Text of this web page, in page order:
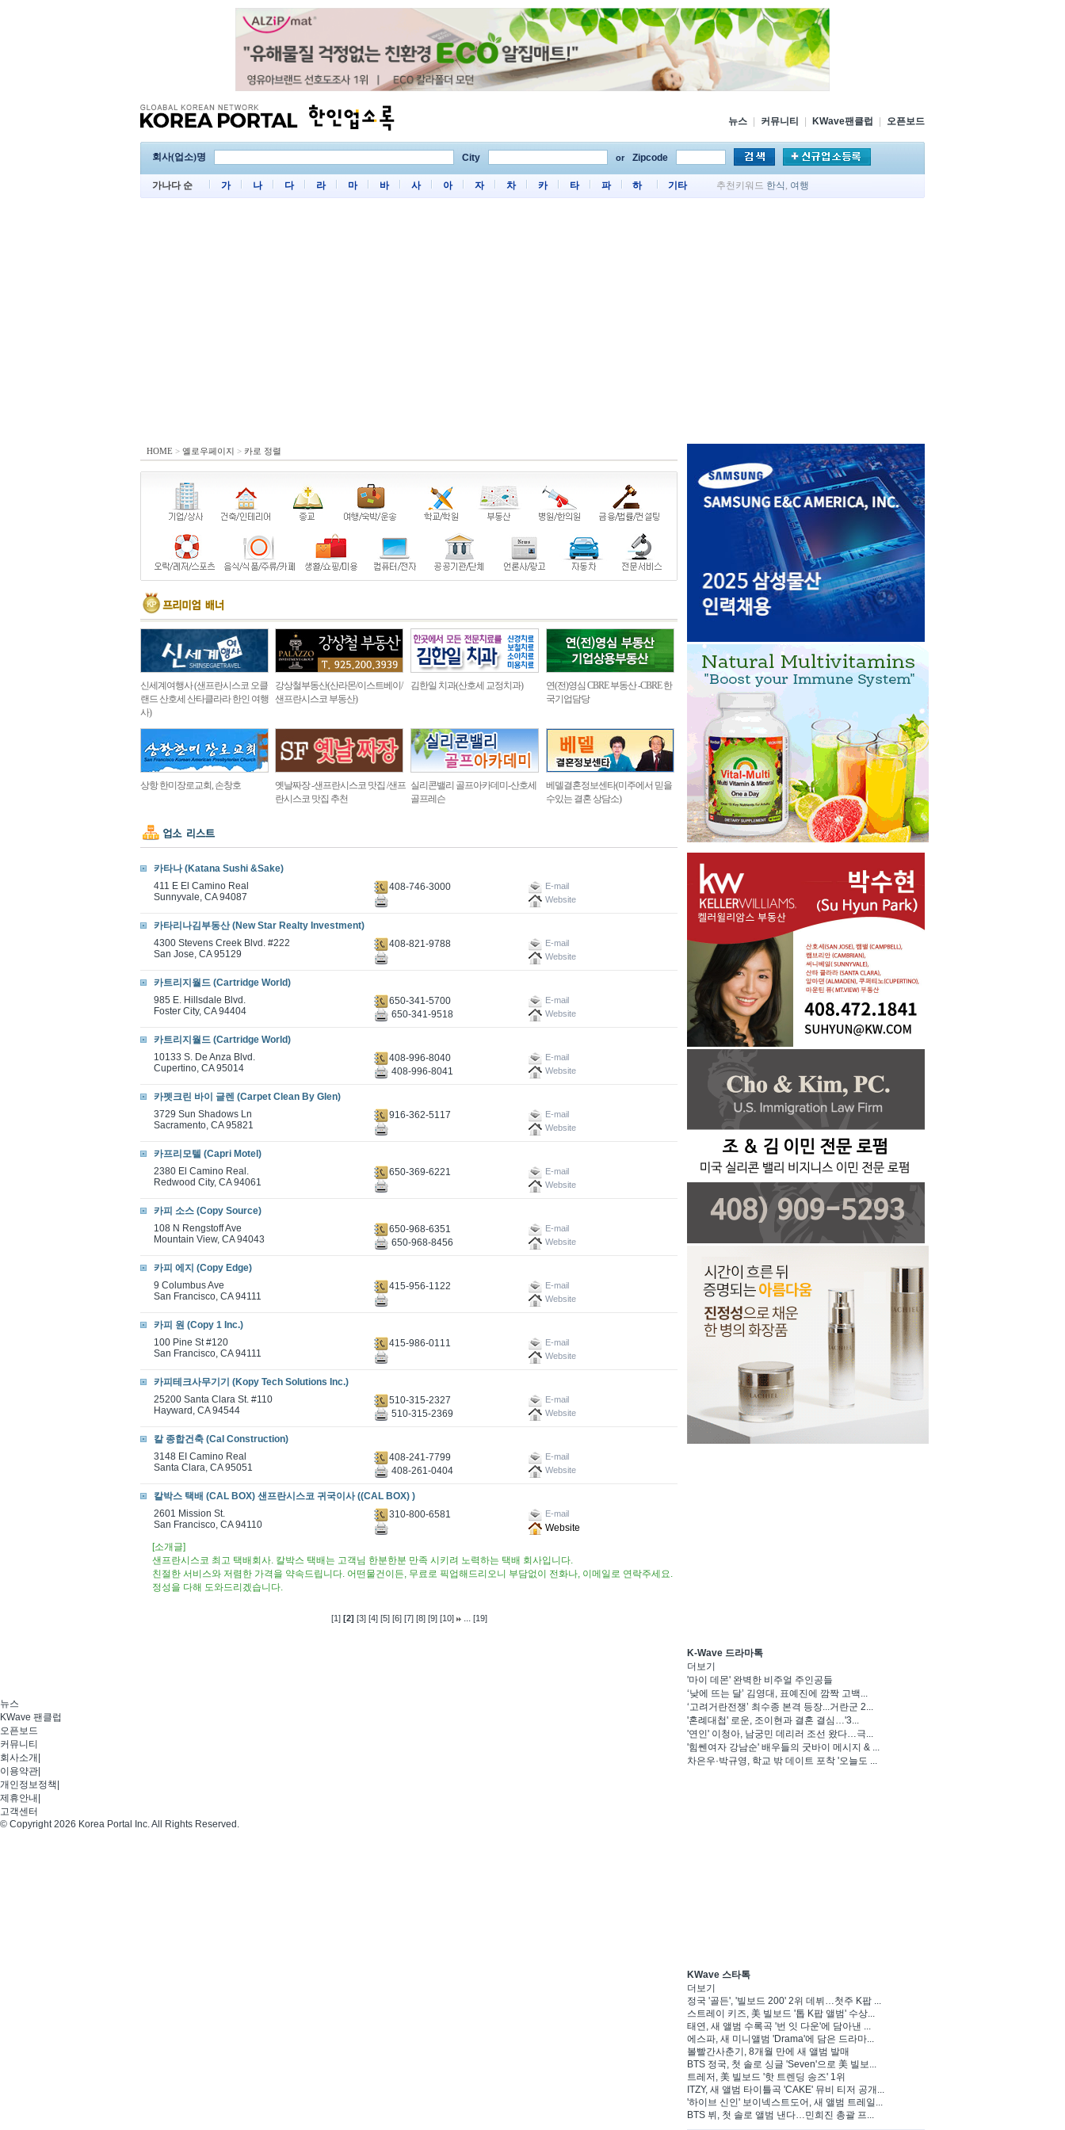
뉴스 커뮤니티 KWave팬클럽 오픈보드
회사(업소)명 City or Zipcode
가나다 순 가 나 다 라 마 바 사 아 자 차 카 타 파 하 기타 추천키워드 한식 , 여행
HOME > 옐로우페이지 > 카로 정렬
신세계여행사 (샌프란시스코 오클
랜드 산호세 산타클라라 한인 여행
사)
강상철부동산(산라몬/이스트베이/
샌프란시스코 부동산)
김한일 치과(산호세 교정치과)
연(전)영심 CBRE 부동산 -CBRE 한
국기업담당
상항 한미장로교회, 손창호
옛날짜장 -샌프란시스코 맛집 /샌프
란시스코 맛집 추천
실리콘밸리 골프아카데미-산호세
골프레슨
베델결혼정보센타(미주에서 믿을
수있는 결혼 상담소)
카타나 (Katana Sushi &Sake)
411 E El Camino Real
Sunnyvale, CA 94087
408-746-3000
E-mail
Website
카타리나김부동산 (New Star Realty Investment)
4300 Stevens Creek Blvd. #222
San Jose, CA 95129
408-821-9788
E-mail
Website
카트리지월드 (Cartridge World)
985 E. Hillsdale Blvd.
Foster City, CA 94404
650-341-5700 E-mail
650-341-9518 Website
카트리지월드 (Cartridge World)
10133 S. De Anza Blvd.
Cupertino, CA 95014
408-996-8040 E-mail
408-996-8041 Website
카펫크린 바이 글렌 (Carpet Clean By Glen)
3729 Sun Shadows Ln
Sacramento, CA 95821
916-362-5117
E-mail
Website
카프리모텔 (Capri Motel)
2380 El Camino Real.
Redwood City, CA 94061
650-369-6221
E-mail
Website
카피 소스 (Copy Source)
108 N Rengstoff Ave
Mountain View, CA 94043
650-968-6351 E-mail
650-968-8456 Website
카피 에지 (Copy Edge)
9 Columbus Ave
San Francisco, CA 94111
415-956-1122
E-mail
Website
카피 원 (Copy 1 Inc.)
100 Pine St #120
San Francisco, CA 94111
415-986-0111
E-mail
Website
카피테크사무기기 (Kopy Tech Solutions Inc.)
25200 Santa Clara St. #110
Hayward, CA 94544
510-315-2327 E-mail
510-315-2369 Website
칼 종합건축 (Cal Construction)
3148 EI Camino Real
Santa Clara, CA 95051
408-241-7799 E-mail
408-261-0404 Website
칼박스 택배 (CAL BOX) 샌프란시스코 귀국이사 ((CAL BOX) )
2601 Mission St.
San Francisco, CA 94110
310-800-6581 E-mail
Website
[소개글]
샌프란시스코 최고 택배회사. 칼박스 택배는 고객님 한분한분 만족 시키려 노력하는 택배 회사입니다. ​
친절한 서비스와 저렴한 가격을 약속드립니다. 어떤물건이든, 무료로 픽업해드리오니 부담없이 전화나, 이메일로 연락주세요.
정성을 다해 도와드리겠습니다.​
[1] [2] [3] [4] [5] [6] [7] [8] [9] [10] ... [19]
K-Wave 드라마톡
더보기
'마이 데몬' 완벽한 비주얼 주인공들
‘낮에 뜨는 달’ 김영대, 표예진에 깜짝 고백...
‘고려거란전쟁’ 최수종 본격 등장...거란군 2...
'혼례대첩' 로운, 조이현과 결혼 결심…'3...
'연인' 이청아, 남궁민 데리러 조선 왔다…극...
'힘쎈여자 강남순' 배우들의 굿바이 메시지 & ...
차은우·박규영, 학교 밖 데이트 포착 '오늘도 ...
KWave 스타톡
더보기
정국 '골든', '빌보드 200' 2위 데뷔…첫주 K팝 ...
스트레이 키즈, 美 빌보드 '톱 K팝 앨범' 수상...
태연, 새 앨범 수록곡 '번 잇 다운'에 담아낸 ...
에스파, 새 미니앨범 'Drama'에 담은 드라마...
볼빨간사춘기, 8개월 만에 새 앨범 발매
BTS 정국, 첫 솔로 싱글 'Seven'으로 美 빌보...
트레저, 美 빌보드 '핫 트렌딩 송즈' 1위
ITZY, 새 앨범 타이틀곡 'CAKE' 뮤비 티저 공개...
'하이브 신인' 보이넥스트도어, 새 앨범 트레일...
BTS 뷔, 첫 솔로 앨범 낸다…민희진 총괄 프...
뉴스
KWave 팬클럽
오픈보드
커뮤니티
회사소개
이용약관
개인정보정책
제휴안내
고객센터
© Copyright 2026 Korea Portal Inc. All Rights Reserved.